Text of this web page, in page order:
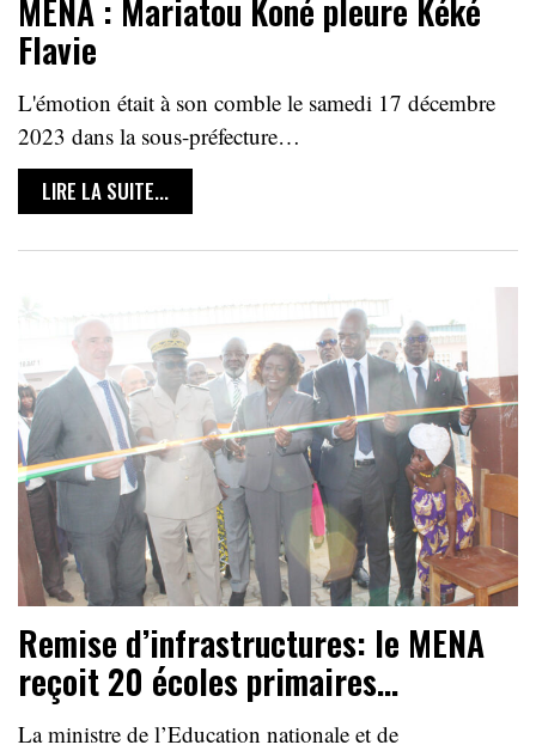
MENA : Mariatou Koné pleure Kéké
Flavie
L'émotion était à son comble le samedi 17 décembre
2023 dans la sous-préfecture…
LIRE LA SUITE...
Remise d’infrastructures: le MENA
reçoit 20 écoles primaires…
La ministre de l’Education nationale et de